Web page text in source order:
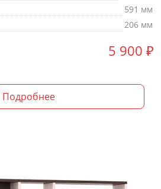
591 мм
206 мм
5 900 ₽
Подробнее